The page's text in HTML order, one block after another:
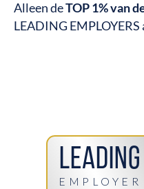
Alleen deTOP 1% van
LEADING EMPLOYERS
Leading
EMPLOYER